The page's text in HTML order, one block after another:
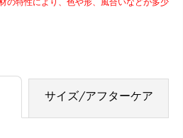
サイズ/アフターケア